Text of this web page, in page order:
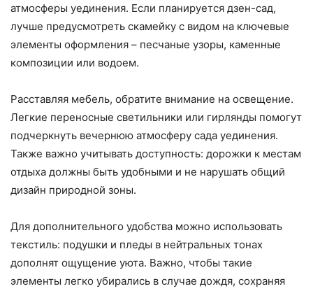
атмосферы уединения. Если планируется дзен-сад,
лучше предусмотреть скамейку с видом на ключевые
элементы оформления – песчаные узоры, каменные
композиции или водоем.
Расставляя мебель, обратите внимание на освещение.
Легкие переносные светильники или гирлянды помогут
подчеркнуть вечернюю атмосферу сада уединения.
Также важно учитывать доступность: дорожки к местам
отдыха должны быть удобными и не нарушать общий
дизайн природной зоны.
Для дополнительного удобства можно использовать
текстиль: подушки и пледы в нейтральных тонах
дополнят ощущение уюта. Важно, чтобы такие
элементы легко убирались в случае дождя, сохраняя